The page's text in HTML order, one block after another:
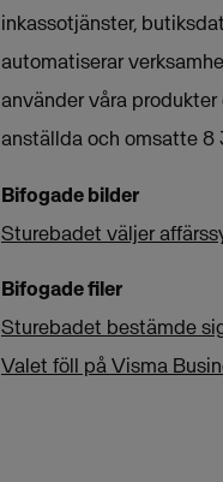
inkassotjänster,
automatiserar
använder våra
anställda och omsatte 8
Bifogade bilder
Sturebadet väljer
Bifogade filer
Sturebadet bestämde
Valet föll på Visma